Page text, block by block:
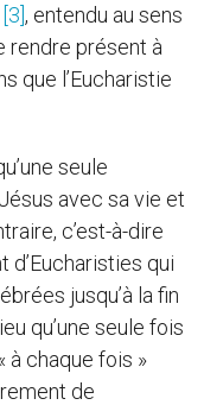
[3], entendu au sens
rendre présent à
que l’Eucharistie
seule
avec sa vie et
c’est-à-dire
d’Eucharisties qui
jusqu’à la fin
qu’une seule fois
à chaque fois »
de